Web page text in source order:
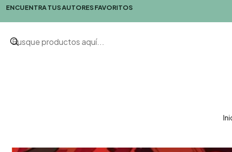
ENCUENTRA TUS AUTORES FAVORITOS